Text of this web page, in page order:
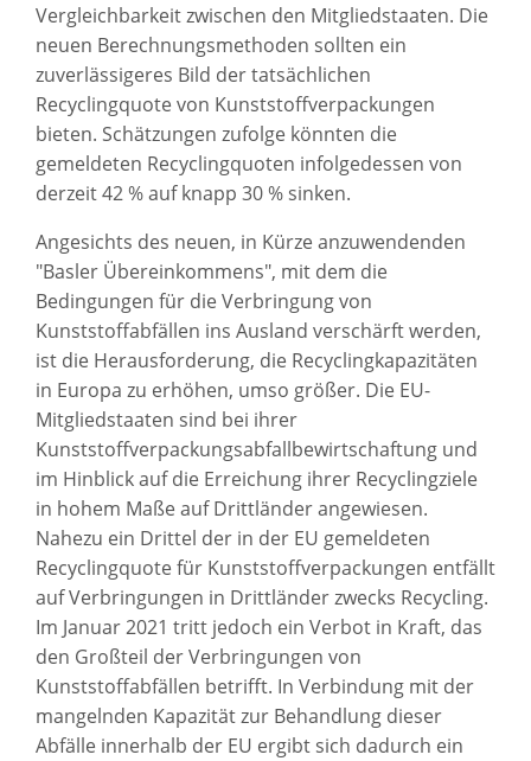
Vergleichbarkeit zwischen den Mitgliedstaaten. Die
neuen Berechnungsmethoden sollten ein
zuverlässigeres Bild der tatsächlichen
Recyclingquote von Kunststoffverpackungen
bieten. Schätzungen zufolge könnten die
gemeldeten Recyclingquoten infolgedessen von
derzeit 42 % auf knapp 30 % sinken.
Angesichts des neuen, in Kürze anzuwendenden
"Basler Übereinkommens", mit dem die
Bedingungen für die Verbringung von
Kunststoffabfällen ins Ausland verschärft werden,
ist die Herausforderung, die Recyclingkapazitäten
in Europa zu erhöhen, umso größer. Die EU-
Mitgliedstaaten sind bei ihrer
Kunststoffverpackungsabfallbewirtschaftung und
im Hinblick auf die Erreichung ihrer Recyclingziele
in hohem Maße auf Drittländer angewiesen.
Nahezu ein Drittel der in der EU gemeldeten
Recyclingquote für Kunststoffverpackungen entfällt
auf Verbringungen in Drittländer zwecks Recycling.
Im Januar 2021 tritt jedoch ein Verbot in Kraft, das
den Großteil der Verbringungen von
Kunststoffabfällen betrifft. In Verbindung mit der
mangelnden Kapazität zur Behandlung dieser
Abfälle innerhalb der EU ergibt sich dadurch ein